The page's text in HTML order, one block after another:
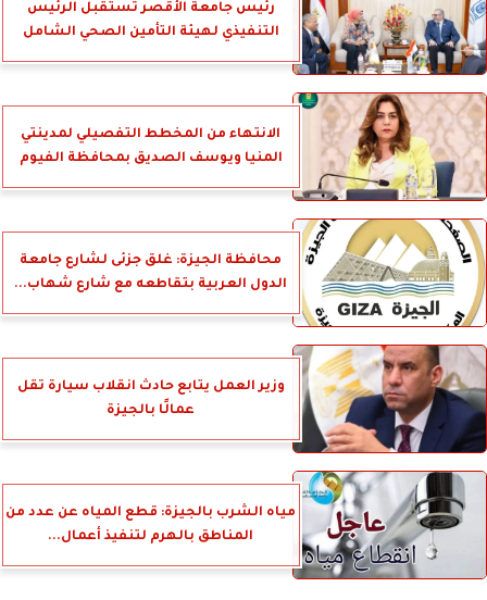
رئيس جامعة الأقصر تستقبل الرئيس
التنفيذي لهيئة التأمين الصحي الشامل
الانتهاء من المخطط التفصيلي لمدينتي
المنيا ويوسف الصديق بمحافظة الفيوم
محافظة الجيزة: غلق جزئى لشارع جامعة
الدول العربية بتقاطعه مع شارع شهاب...
وزير العمل يتابع حادث انقلاب سيارة تقل
عمالًا بالجيزة
مياه الشرب بالجيزة: قطع المياه عن عدد من
المناطق بالهرم لتنفيذ أعمال...